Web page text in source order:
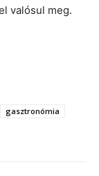
valósul meg.
gasztronómia